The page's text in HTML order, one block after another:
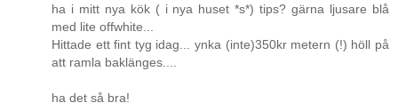
ha i mitt nya kök ( i nya huset *s*) tips? gärna ljusare blå
med lite offwhite...
Hittade ett fint tyg idag... ynka (inte)350kr metern (!) höll på
att ramla baklänges....
ha det så bra!